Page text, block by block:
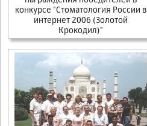
конкурсе "Стоматология России в
интернет 2006 (Золотой
Крокодил)"